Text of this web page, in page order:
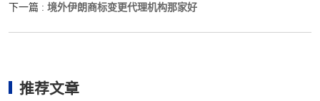
下一篇 : 境外伊朗商标变更代理机构那家好
推荐文章